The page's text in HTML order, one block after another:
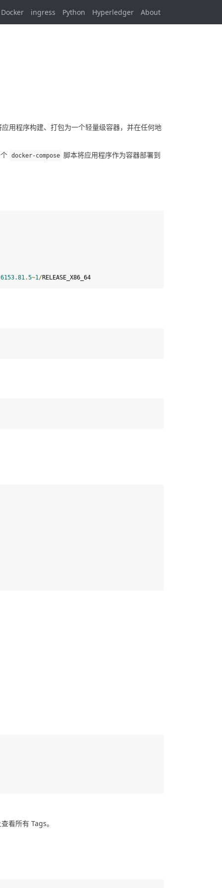
Docker ingress Python Hyperledger About
用程序构建、打包为一个轻量级容器，并在任何地
docker-compose 脚本将应用程序作为容器部署到
6153.81.5~1/RELEASE_X86_64
看所有 Tags。